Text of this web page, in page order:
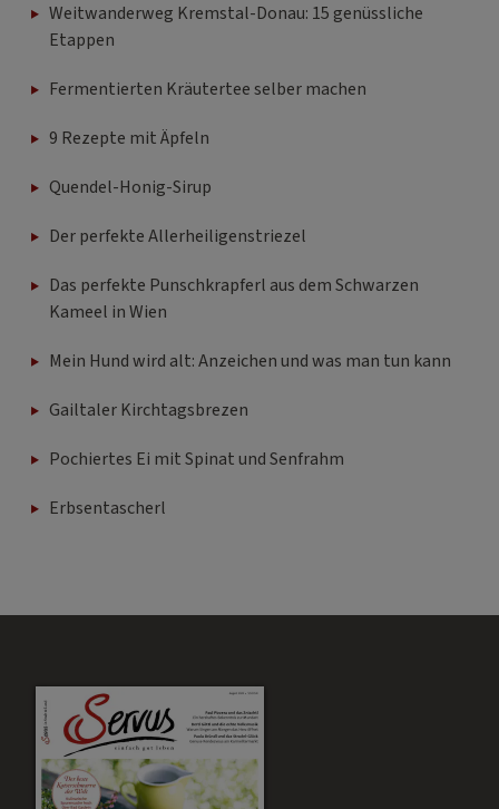
Weitwanderweg Kremstal-Donau: 15 genüssliche
Etappen
Fermentierten Kräutertee selber machen
9 Rezepte mit Äpfeln
Quendel-Honig-Sirup
Der perfekte Allerheiligenstriezel
Das perfekte Punschkrapferl aus dem Schwarzen
Kameel in Wien
Mein Hund wird alt: Anzeichen und was man tun kann
Gailtaler Kirchtagsbrezen
Pochiertes Ei mit Spinat und Senfrahm
Erbsentascherl